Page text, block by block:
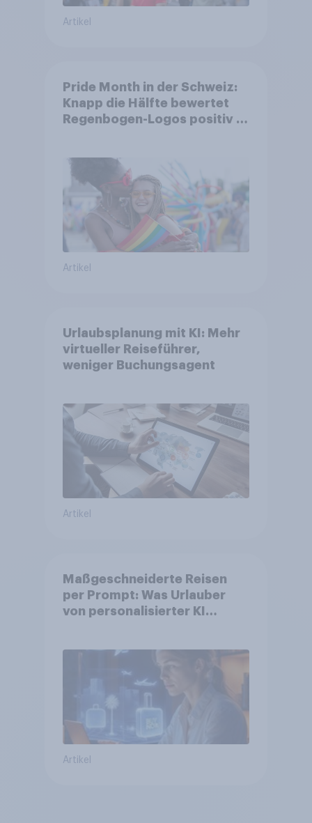
Artikel
Pride Month in der Schweiz:
Knapp die Hälfte bewertet
Regenbogen-Logos positiv –
Artikel
Urlaubsplanung mit KI: Mehr
virtueller Reiseführer,
weniger Buchungsagent
Artikel
Maßgeschneiderte Reisen
per Prompt: Was Urlauber
von personalisierter KI
bereits genutzt werden
Artikel